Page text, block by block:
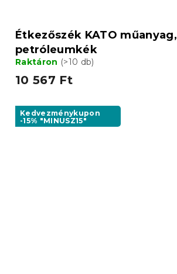
Étkezőszék KATO műanyag,
petróleumkék
Raktáron (>10 db)
10 567 Ft
Kedvezménykupon
-15% "MINUSZ15"